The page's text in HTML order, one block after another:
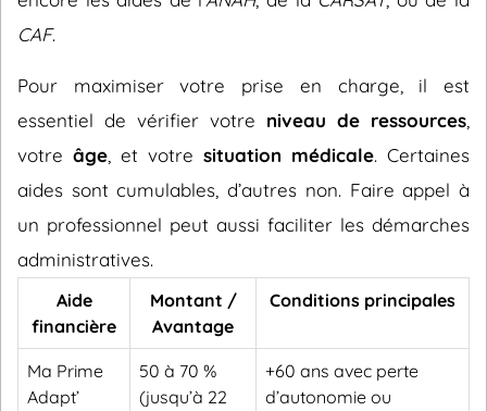
CAF.
Pour maximiser votre prise en charge, il est
essentiel de vérifier votre niveau de ressources
votre âge , et votre situation médicale. Certaines
aides sont cumulables, d’autres non. Faire appel à
un professionnel peut aussi faciliter les démarches
administratives.
Aide
financière
Montant /
Avantage
Conditions principales
Ma Prime
Adapt’
50 à 70 %
(jusqu’à 22
+60 ans avec perte
d’autonomie ou